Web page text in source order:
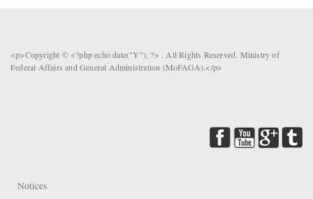
<p>Copyright © <?php echo date("Y"); ?> . All Rights Reserved. Ministry of
Federal Affairs and General Administration (MoFAGA).</p>
Notices